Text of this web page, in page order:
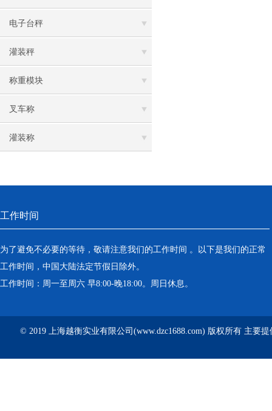
电子台秤
灌装秤
称重模块
叉车称
灌装称
工作时间
为了避免不必要的等待，敬请注意我们的工作时间 。以下是我们的正常
工作时间，中国大陆法定节假日除外。
工作时间：周一至周六 早8:00-晚18:00。周日休息。
© 2019 上海越衡实业有限公司(www.dzc1688.com) 版权所有 主要提